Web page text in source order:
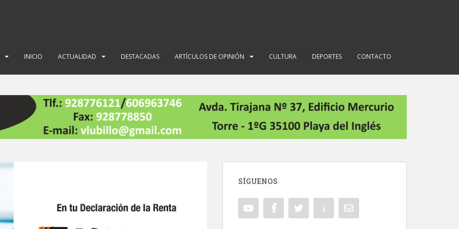
INICIO ACTUALIDAD DESTACADAS ARTÍCULOS DE OPINIÓN CULTURA DEPORTES CONTACTO
SÍGUENOS